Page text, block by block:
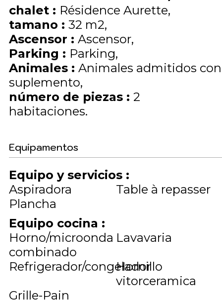
chalet : Résidence Aurette
tamano : 32 m2
Ascensor : Ascensor
Parking : Parking
Animales : Animales admitidos con
suplemento
número de piezas : 2
habitaciones
Equipamentos
Equipo y servicios :
Aspiradora
Table à repasser
Plancha
Equipo cocina :
Horno/microonda
combinado
Lavavaria
Refrigerador/congelador
Hornillo
vitorceramica
Grille-Pain